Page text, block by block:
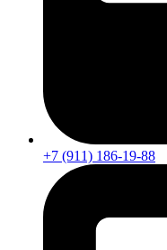
+7 (911) 186-19-88